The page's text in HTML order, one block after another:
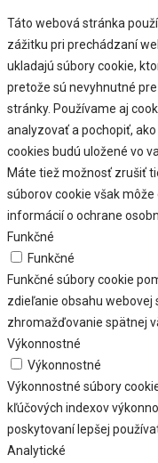
Táto webová stránka
zážitku pri prechádzaní
ukladajú súbory cookie,
pretože sú nevyhnutné
stránky. Používame aj
analyzovať a pochopiť,
cookies budú uložené vo
Máte tiež možnosť zrušiť
súborov cookie však
informácií o ochrane
Funkčné
Funkčné
Funkčné súbory cookie
zdieľanie obsahu
zhromažďovanie spätnej
Výkonnostné
Výkonnostné
Výkonnostné súbory
kľúčových indexov
poskytovaní lepšej
Analytické